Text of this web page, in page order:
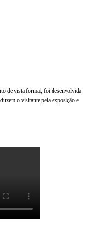
de vista formal, foi desenvolvida
o visitante pela exposição e